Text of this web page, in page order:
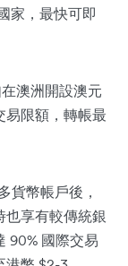
家，最快可即
澳洲開設澳元
易限額，轉帳最
貨幣帳戶後，
享有較傳統銀
90% 國際交易